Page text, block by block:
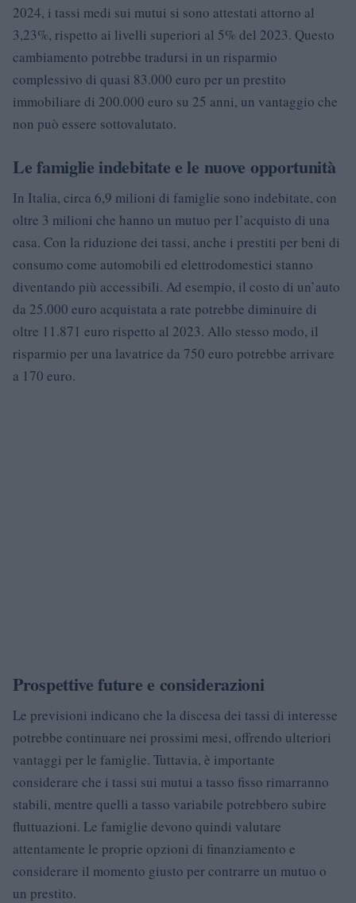
2024, i tassi medi sui mutui si sono attestati attorno al
3,23%, rispetto ai livelli superiori al 5% del 2023. Questo
cambiamento potrebbe tradursi in un risparmio
complessivo di quasi 83.000 euro per un prestito
immobiliare di 200.000 euro su 25 anni, un vantaggio che
non può essere sottovalutato.
Le famiglie indebitate e le nuove opportunità
In Italia, circa 6,9 milioni di famiglie sono indebitate, con
oltre 3 milioni che hanno un mutuo per l’acquisto di una
casa. Con la riduzione dei tassi, anche i prestiti per beni di
consumo come automobili ed elettrodomestici stanno
diventando più accessibili. Ad esempio, il costo di un’auto
da 25.000 euro acquistata a rate potrebbe diminuire di
oltre 11.871 euro rispetto al 2023. Allo stesso modo, il
risparmio per una lavatrice da 750 euro potrebbe arrivare
a 170 euro.
Prospettive future e considerazioni
Le previsioni indicano che la discesa dei tassi di interesse
potrebbe continuare nei prossimi mesi, offrendo ulteriori
vantaggi per le famiglie. Tuttavia, è importante
considerare che i tassi sui mutui a tasso fisso rimarranno
stabili, mentre quelli a tasso variabile potrebbero subire
fluttuazioni. Le famiglie devono quindi valutare
attentamente le proprie opzioni di finanziamento e
considerare il momento giusto per contrarre un mutuo o
un prestito.